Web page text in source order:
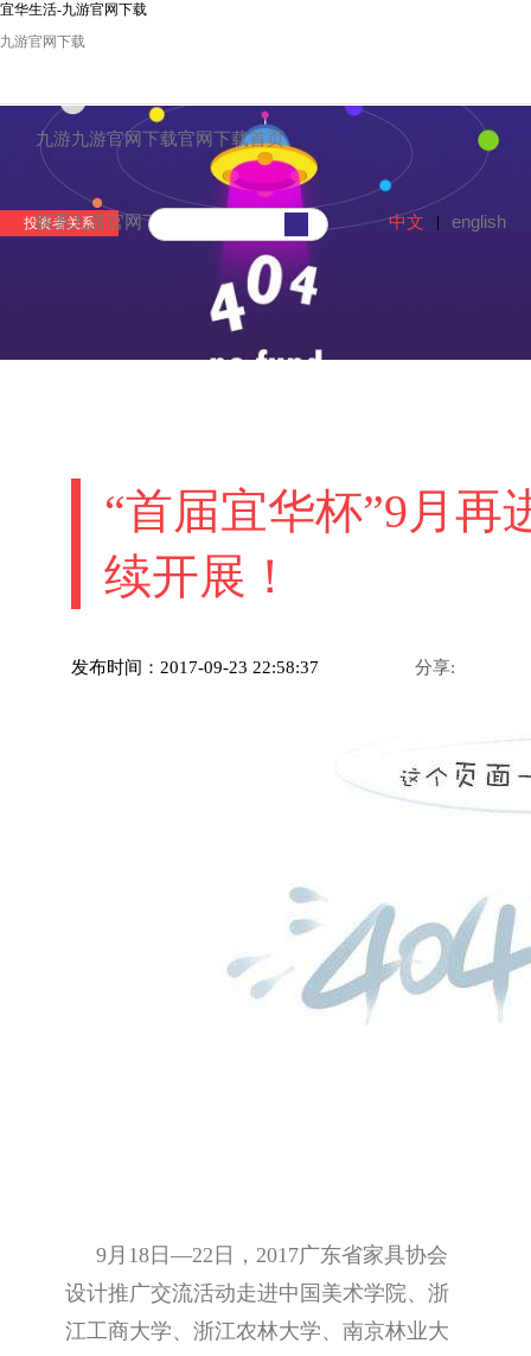
宜华生活-九游官网下载
九游官网下载
九游九游官网下载官网下载首页
联系九游官网下载
投资者关系 中文 english
“首届宜华杯”9月
续开展！
发布时间：2017-09-23 22:58:37 分享:
9月18日—22日，2017广东省家具协会
设计推广交流活动走进中国美术学院、浙
江工商大学、浙江农林大学、南京林业大